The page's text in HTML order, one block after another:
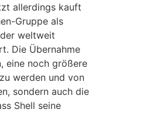
allerdings kauft
Gruppe als
weltweit
Die Übernahme
eine noch größere
werden und von
sondern auch die
Shell seine